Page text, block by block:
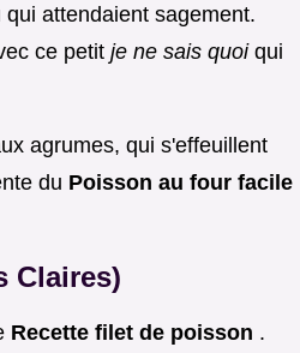
qui attendaient sagement.
ce petit je ne sais quoi qui
agrumes, qui s'effeuillent
du Poisson au four facile
Claires)
Recette filet de poisson .